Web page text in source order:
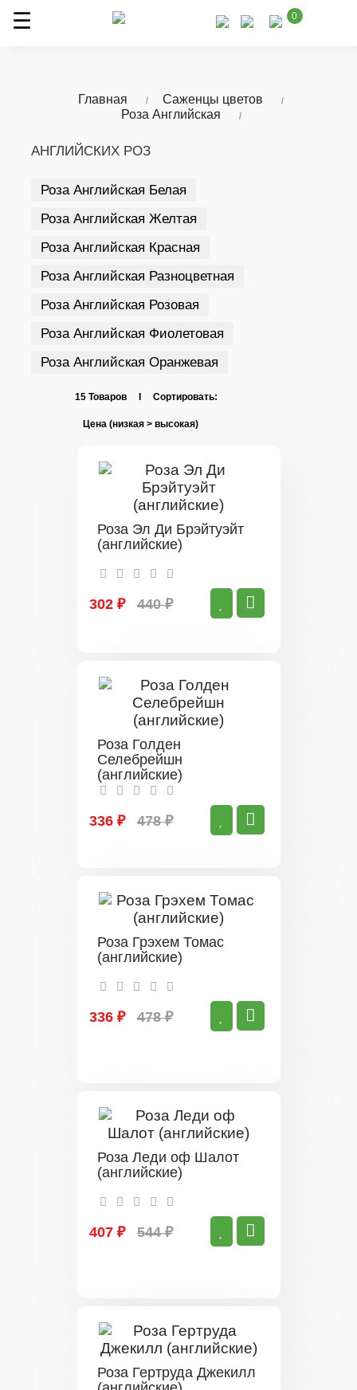
0
Главная
Саженцы цветов
Роза Английская
АНГЛИЙСКИХ РОЗ
Роза Английская Белая
Роза Английская Желтая
Роза Английская Красная
Роза Английская Разноцветная
Роза Английская Розовая
Роза Английская Фиолетовая
Роза Английская Оранжевая
15 Товаров I Сортировать:
Роза Эл Ди Брэйтуэйт
(английские)
302 ₽ 440 ₽
Роза Голден
Селебрейшн
(английские)
336 ₽ 478 ₽
Роза Грэхем Томас
(английские)
336 ₽ 478 ₽
Роза Леди оф Шалот
(английские)
407 ₽ 544 ₽
Роза Гертруда Джекилл